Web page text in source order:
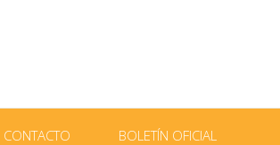
CONTACTO BOLETÍN OFICIAL